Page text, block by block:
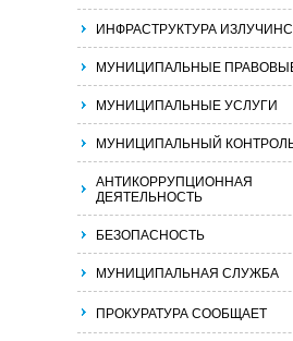
ИНФРАСТРУКТУРА
МУНИЦИПАЛЬНЫЕ
МУНИЦИПАЛЬНЫЕ УСЛУГИ
МУНИЦИПАЛЬНЫЙ
АНТИКОРРУПЦИОННАЯ
ДЕЯТЕЛЬНОСТЬ
БЕЗОПАСНОСТЬ
МУНИЦИПАЛЬНАЯ СЛУЖБА
ПРОКУРАТУРА СООБЩАЕТ